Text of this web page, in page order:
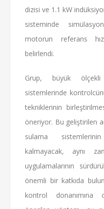
dizisi ve 1.1 kW
sisteminde
motorun referans
belirlendi.
Grup, büyük
sistemlerinde
tekniklerinin
öneriyor. Bu geliştirilen
sulama
kalmayacak, aynı
uygulamalarının
önemli bir katkıda
kontrol donanımına